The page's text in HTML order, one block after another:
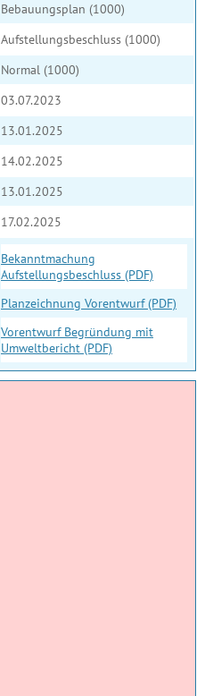
Bebauungsplan (1000)
Aufstellungsbeschluss (1000)
Normal (1000)
03.07.2023
13.01.2025
14.02.2025
13.01.2025
17.02.2025
Bekanntmachung
Aufstellungsbeschluss (PDF)
Planzeichnung Vorentwurf (PDF)
Vorentwurf Begründung mit
Umweltbericht (PDF)